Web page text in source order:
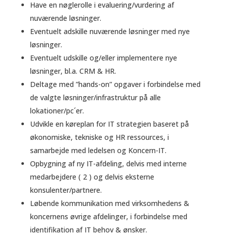
Have en nøglerolle i evaluering/vurdering af
nuværende løsninger.
Eventuelt adskille nuværende løsninger med nye
løsninger.
Eventuelt udskille og/eller implementere nye
løsninger, bl.a. CRM & HR.
Deltage med ”hands-on” opgaver i forbindelse med
de valgte løsninger/infrastruktur på alle
lokationer/pc´er.
Udvikle en køreplan for IT strategien baseret på
økonomiske, tekniske og HR ressources, i
samarbejde med ledelsen og Koncern-IT.
Opbygning af ny IT-afdeling, delvis med interne
medarbejdere ( 2 ) og delvis eksterne
konsulenter/partnere.
Løbende kommunikation med virksomhedens &
koncernens øvrige afdelinger, i forbindelse med
identifikation af IT behov & ønsker.